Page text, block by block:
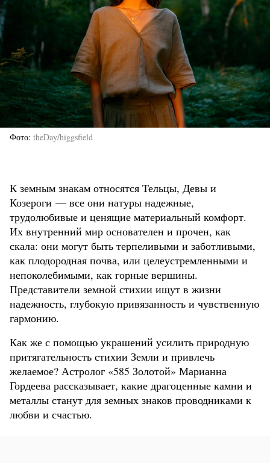
Фото theDay/higgsfield
К земным знакам относятся Тельцы, Девы и
Козероги — все они натуры надежные,
трудолюбивые и ценящие материальный комфорт.
Их внутренний мир основателен и прочен, как
скала: они могут быть терпеливыми и заботливыми,
как плодородная почва, или целеустремленными и
непоколебимыми, как горные вершины.
Представители земной стихии ищут в жизни
надежность, глубокую привязанность и чувственную
гармонию.
Как же с помощью украшений усилить природную
притягательность стихии Земли и привлечь
желаемое? Астролог «585 Золотой» Марианна
Гордеева рассказывает, какие драгоценные камни и
металлы станут для земных знаков проводниками к
любви и счастью.